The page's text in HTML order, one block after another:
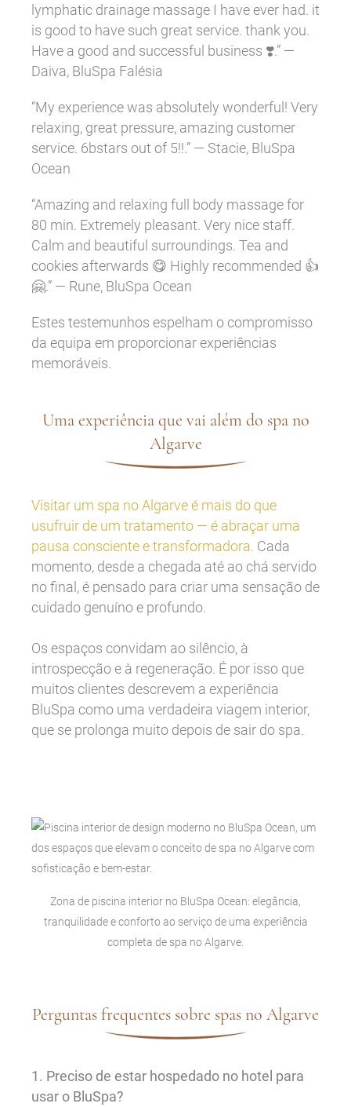
lymphatic drainage massage I have ever had. it
is good to have such great service. thank you.
Have a good and successful business ❣️.” —
Daiva, BluSpa Falésia
“My experience was absolutely wonderful! Very
relaxing, great pressure, amazing customer
service. 6bstars out of 5!!.” — Stacie, BluSpa
Ocean
“Amazing and relaxing full body massage for
80 min. Extremely pleasant. Very nice staff.
Calm and beautiful surroundings. Tea and
cookies afterwards 😋 Highly recommended 👍
🤗.” — Rune, BluSpa Ocean
Estes testemunhos espelham o compromisso
da equipa em proporcionar experiências
memoráveis.
Uma experiência que vai além do spa no
Algarve
Visitar um spa no Algarve é mais do que
usufruir de um tratamento — é abraçar uma
pausa consciente e transformadora. Cada
momento, desde a chegada até ao chá servido
no final, é pensado para criar uma sensação de
cuidado genuíno e profundo.
Os espaços convidam ao silêncio, à
introspecção e à regeneração. É por isso que
muitos clientes descrevem a experiência
BluSpa como uma verdadeira viagem interior,
que se prolonga muito depois de sair do spa.
Zona de piscina interior no BluSpa Ocean: elegância,
tranquilidade e conforto ao serviço de uma experiência
completa de spa no Algarve.
Perguntas frequentes sobre spas no Algarve
1. Preciso de estar hospedado no hotel para
usar o BluSpa?